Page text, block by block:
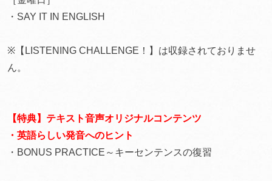
・SAY IT IN ENGLISH
※【LISTENING CHALLENGE！】は収録されておりませ
ん。
【特典】テキスト音声オリジナルコンテンツ
・英語らしい発音へのヒント
・BONUS PRACTICE～キーセンテンスの復習